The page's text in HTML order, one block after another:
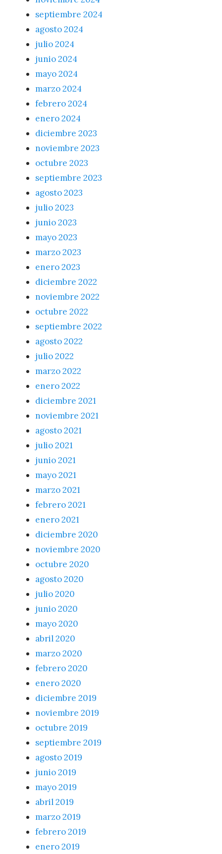
septiembre 2024
agosto 2024
julio 2024
junio 2024
mayo 2024
marzo 2024
febrero 2024
enero 2024
diciembre 2023
noviembre 2023
octubre 2023
septiembre 2023
agosto 2023
julio 2023
junio 2023
mayo 2023
marzo 2023
enero 2023
diciembre 2022
noviembre 2022
octubre 2022
septiembre 2022
agosto 2022
julio 2022
marzo 2022
enero 2022
diciembre 2021
noviembre 2021
agosto 2021
julio 2021
junio 2021
mayo 2021
marzo 2021
febrero 2021
enero 2021
diciembre 2020
noviembre 2020
octubre 2020
agosto 2020
julio 2020
junio 2020
mayo 2020
abril 2020
marzo 2020
febrero 2020
enero 2020
diciembre 2019
noviembre 2019
octubre 2019
septiembre 2019
agosto 2019
junio 2019
mayo 2019
abril 2019
marzo 2019
febrero 2019
enero 2019